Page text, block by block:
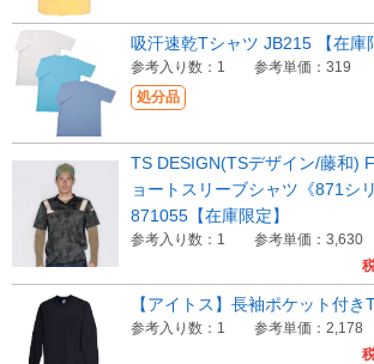
処分品
吸汗速乾Tシャツ JB215 【在庫
参考入り数：1 参考単価：319
TS DESIGN(TSデザイン/藤和)
ョートスリーブシャツ《871シリ
871055【在庫限定】
参考入り数：1 参考単価：3,630
【アイトス】長袖ポケット付
参考入り数：1 参考単価：2,178